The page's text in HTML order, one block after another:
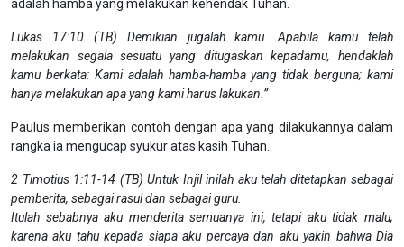
adalah hamba yang melakukan kehendak Tuhan.
Lukas 17:10 (TB) Demikian jugalah kamu. Apabila kamu telah
melakukan segala sesuatu yang ditugaskan kepadamu, hendaklah
kamu berkata: Kami adalah hamba-hamba yang tidak berguna; kami
hanya melakukan apa yang kami harus lakukan.”
Paulus memberikan contoh dengan apa yang dilakukannya dalam
rangka ia mengucap syukur atas kasih Tuhan.
2 Timotius 1:11-14 (TB) Untuk Injil inilah aku telah ditetapkan sebagai
pemberita, sebagai rasul dan sebagai guru.
Itulah sebabnya aku menderita semuanya ini, tetapi aku tidak malu;
karena aku tahu kepada siapa aku percaya dan aku yakin bahwa Dia